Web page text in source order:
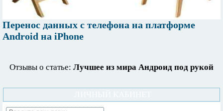
Перенос данных с телефона на платформе
Android на iPhone
Отзывы о статье: Лучшее из мира Андроид под рукой